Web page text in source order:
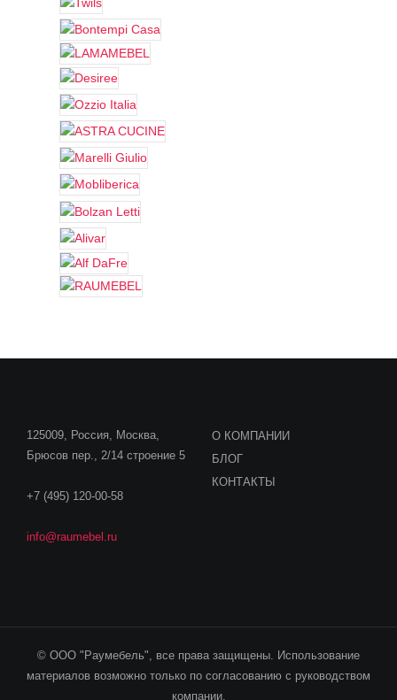
125009, Россия, Москва,
Брюсов пер., 2/14 строение 5
+7 (495) 120-00-58
info@raumebel.ru
О КОМПАНИИ
БЛОГ
КОНТАКТЫ
© ООО "Раумебель", все права защищены. Использование
материалов возможно только по согласованию с руководством
компании.